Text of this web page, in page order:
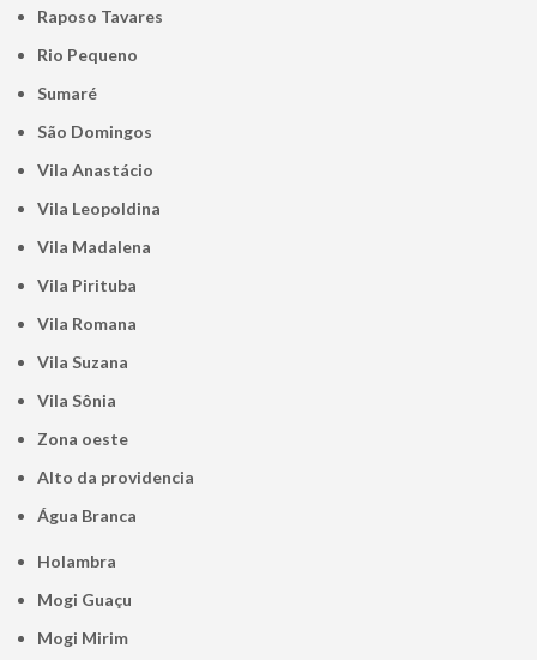
Raposo Tavares
Rio Pequeno
Sumaré
São Domingos
Vila Anastácio
Vila Leopoldina
Vila Madalena
Vila Pirituba
Vila Romana
Vila Suzana
Vila Sônia
Zona oeste
alto da providencia
Água Branca
Holambra
Mogi Guaçu
Mogi Mirim